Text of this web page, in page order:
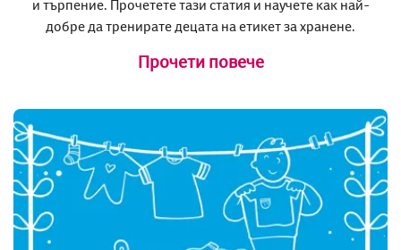
и търпение. Прочетете тази статия и научете как най-
добре да тренирате децата на етикет за хранене.
Прочети повече